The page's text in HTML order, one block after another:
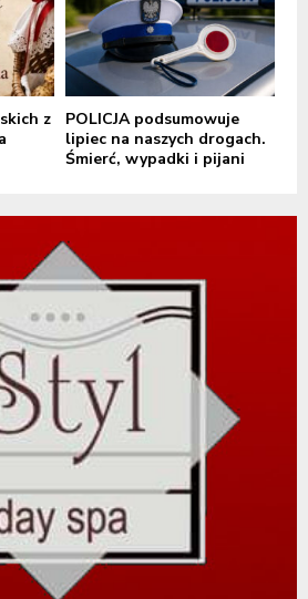
z
POLICJA podsumowuje
lipiec na naszych drogach.
Śmierć, wypadki i pijani